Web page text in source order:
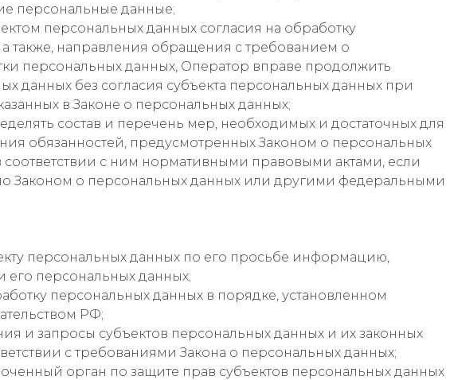
персональные данные;
персональных данных согласия на обработку
также, направления обращения с требованием о
персональных данных, Оператор вправе продолжить
данных без согласия субъекта персональных данных при
в Законе о персональных данных;
состав и перечень мер, необходимых и достаточных для
обязанностей, предусмотренных Законом о персональных
с ним нормативными правовыми актами, если
Законом о персональных данных или другими федеральными
персональных данных по его просьбе информацию,
его персональных данных;
персональных данных в порядке, установленном
РФ;
и запросы субъектов персональных данных и их законных
с требованиями Закона о персональных данных;
орган по защите прав субъектов персональных данных